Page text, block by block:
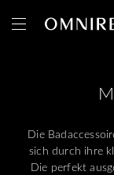
Die
sich durch ihre
Die perfekt